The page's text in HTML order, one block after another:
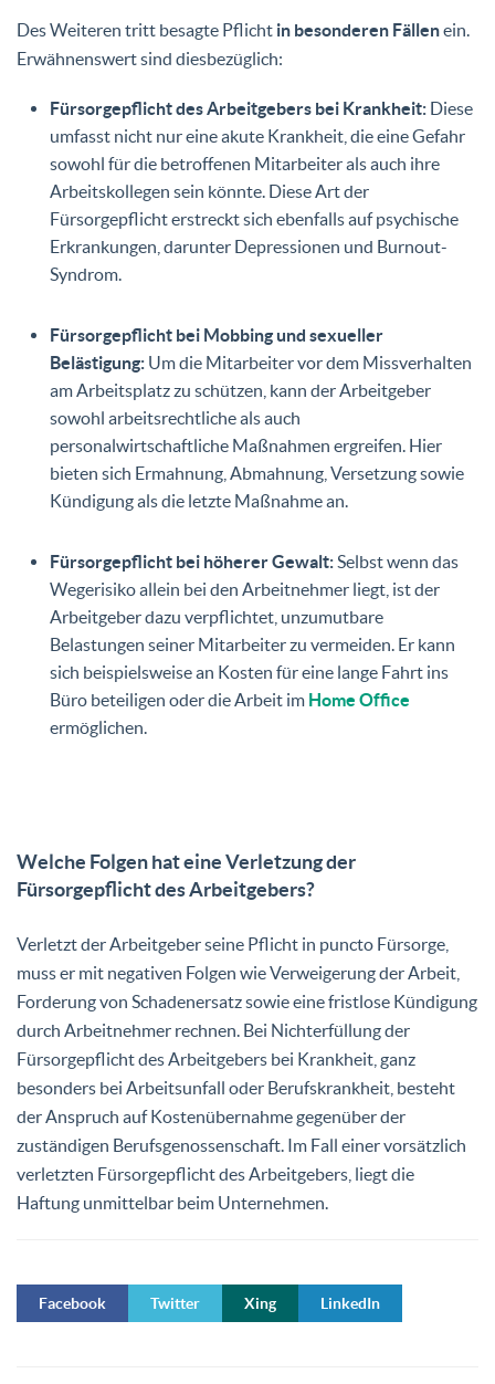
Des Weiteren tritt besagte Pflicht in besonderen Fällenein.
Erwähnenswert sind diesbezüglich:
Fürsorgepflicht des Arbeitgebers bei Krankheit: Diese
umfasst nicht nur eine akute Krankheit, die eine Gefahr
sowohl für die betroffenen Mitarbeiter als auch ihre
Arbeitskollegen sein könnte. Diese Art der
Fürsorgepflicht erstreckt sich ebenfalls auf psychische
Erkrankungen, darunter Depressionen und Burnout-
Syndrom.
Fürsorgepflicht bei Mobbing und sexueller
Belästigung: Um die Mitarbeiter vor dem Missverhalten
am Arbeitsplatz zu schützen, kann der Arbeitgeber
sowohl arbeitsrechtliche als auch
personalwirtschaftliche Maßnahmen ergreifen. Hier
bieten sich Ermahnung, Abmahnung, Versetzung sowie
Kündigung als die letzte Maßnahme an.
Fürsorgepflicht bei höherer Gewalt:Selbst wenn das
Wegerisiko allein bei den Arbeitnehmer liegt, ist der
Arbeitgeber dazu verpflichtet, unzumutbare
Belastungen seiner Mitarbeiter zu vermeiden. Er kann
sich beispielsweise an Kosten für eine lange Fahrt ins
Büro beteiligen oder die Arbeit im Home Office
ermöglichen.
Welche Folgen hat eine Verletzung der
Fürsorgepflicht des Arbeitgebers?
Verletzt der Arbeitgeber seine Pflicht in puncto Fürsorge,
muss er mit negativen Folgen wie Verweigerung der Arbeit,
Forderung von Schadenersatz sowie eine fristlose Kündigung
durch Arbeitnehmer rechnen. Bei Nichterfüllung der
Fürsorgepflicht des Arbeitgebers bei Krankheit, ganz
besonders bei Arbeitsunfall oder Berufskrankheit, besteht
der Anspruch auf Kostenübernahme gegenüber der
zuständigen Berufsgenossenschaft. Im Fall einer vorsätzlich
verletzten Fürsorgepflicht des Arbeitgebers, liegt die
Haftung unmittelbar beim Unternehmen.
Facebook Twitter Xing LinkedIn